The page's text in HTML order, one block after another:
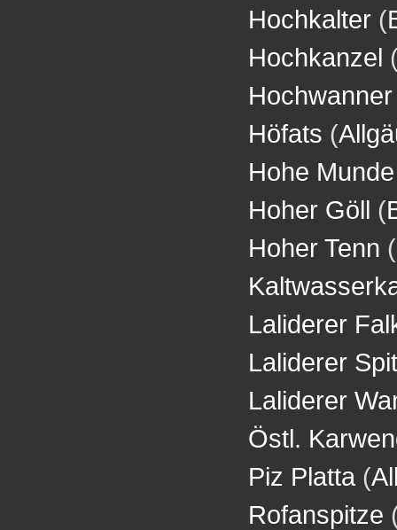
Hochkalter (
Hochkanzel
Hochwanner
Höfats (
Hohe Munde
Hoher Göll (
Hoher Tenn (
Laliderer
Laliderer
Laliderer
Östl.
Piz Platta (
Rofanspitze